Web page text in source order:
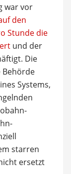
war vor
den
Stunde die
und der
Die
Systems,
starren
ersetzt